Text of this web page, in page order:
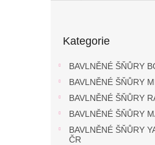
kategorie
Kategorie
BAVLNĚNÉ ŠŇŮRY
BAVLNĚNÉ ŠŇŮRY
BAVLNĚNÉ ŠŇŮRY
BAVLNĚNÉ ŠŇŮRY
BAVLNĚNÉ ŠŇŮRY
ČR